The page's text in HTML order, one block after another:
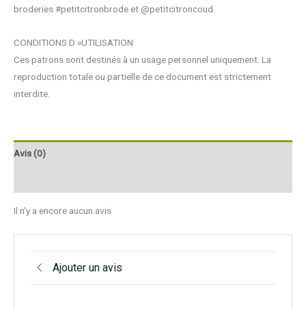
broderies #petitcitronbrode et @petitcitroncoud.
CONDITIONS D »UTILISATION
Ces patrons sont destinés à un usage personnel uniquement. La
reproduction totale ou partielle de ce document est strictement
interdite.
Avis (0)
Il n’y a encore aucun avis
Ajouter un avis